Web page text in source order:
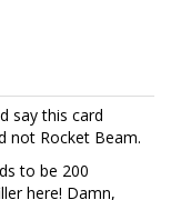
say this card
not Rocket Beam.
to be 200
here! Damn,